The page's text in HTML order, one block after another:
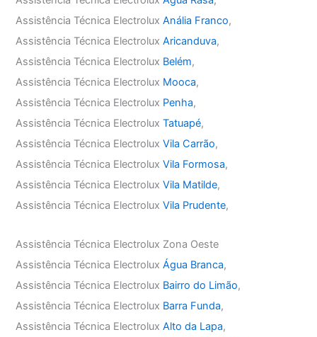
Assistência Técnica ElectroluxAnália Franco,
Assistência Técnica ElectroluxAricanduva,
Assistência Técnica Electrolux Belém,
Assistência Técnica Electrolux Mooca,
Assistência Técnica Electrolux Penha,
Assistência Técnica ElectroluxTatuapé,
Assistência Técnica ElectroluxVila Carrão,
Assistência Técnica ElectroluxVila Formosa,
Assistência Técnica ElectroluxVila Matilde,
Assistência Técnica ElectroluxVila Prudente,
Assistência Técnica Electrolux Zona Oeste
Assistência Técnica ElectroluxÁgua Branca,
Assistência Técnica Electrolux Bairro do Limão,
Assistência Técnica Electrolux Barra Funda,
Assistência Técnica ElectroluxAlto da Lapa,